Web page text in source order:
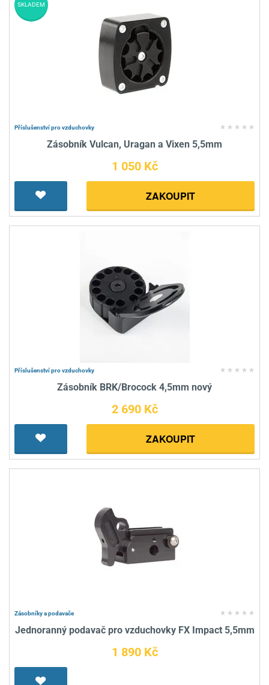
Příslušenství pro vzduchovky
Zásobník Vulcan, Uragan a Vixen 5,5mm
1 050 Kč
ZAKOUPIT
SKLADEM
Příslušenství pro vzduchovky
Zásobník BRK/Brocock 4,5mm nový
2 690 Kč
ZAKOUPIT
Zásobníky a podavače
Jednoranný podavač pro vzduchovky FX Impact 5,5mm
1 890 Kč